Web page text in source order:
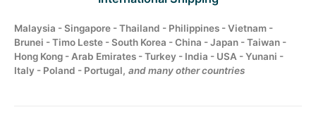
Malaysia - Singapore - Thailand - Philippines - Vietnam -
Brunei - Timo Leste - South Korea - China - Japan - Taiwan -
Hong Kong - Arab Emirates - Turkey - India - USA - Yunani -
Italy - Poland - Portugal, and many other countries